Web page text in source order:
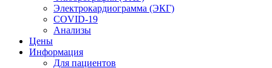
Электрокардиограмма (ЭКГ)
COVID-19
Анализы
Цены
Информация
Для пациентов